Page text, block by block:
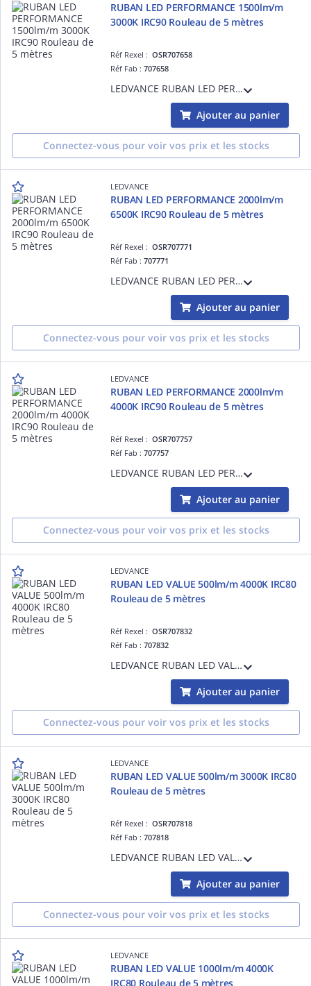
RUBAN LED PERFORMANCE 1500lm/m
3000K IRC90 Rouleau de 5 mètres
Réf Rexel :OSR707658
Réf Fab :707658
LEDVANCE RUBAN LED PERFORMANCE 1500lm/m 3000K IRC90 Rouleau de 5 mètres - 11,6 W/m - 50000 h (L70B50) - Garantie 5ans - Précâblé des 2 côtés - 5000 mmx8,00 mmx1,40 mm
Ajouter au panier
Connectez-vous pour voir vos prix et les stocks
LEDVANCE
RUBAN LED PERFORMANCE 2000lm/m
6500K IRC90 Rouleau de 5 mètres
Réf Rexel :OSR707771
Réf Fab :707771
LEDVANCE RUBAN LED PERFORMANCE 2000lm/m 6500K IRC90 Rouleau de 5 mètres - 14,4 W/m - 50000 h (L70B50) - Garantie 5ans - Précâblé des 2 côtés - 5000 mmx8,00 mmx1,40 mm
Ajouter au panier
Connectez-vous pour voir vos prix et les stocks
LEDVANCE
RUBAN LED PERFORMANCE 2000lm/m
4000K IRC90 Rouleau de 5 mètres
Réf Rexel :OSR707757
Réf Fab :707757
LEDVANCE RUBAN LED PERFORMANCE 2000lm/m 4000K IRC90 Rouleau de 5 mètres - 14,4 W/m - 50000 h (L70B50) - Garantie 5ans - Précâblé des 2 côtés - 5000 mmx8,00 mmx1,40 mm
Ajouter au panier
Connectez-vous pour voir vos prix et les stocks
LEDVANCE
RUBAN LED VALUE 500lm/m 4000K IRC80
Rouleau de 5 mètres
Réf Rexel :OSR707832
Réf Fab :707832
LEDVANCE RUBAN LED VALUE 500lm/m 4000K IRC80 Rouleau de 5 mètres - 3,0 W/m - 30000 h (L70B50) - Garantie 3ans - Précâblé des 2 côtés - 5000 mmx8,00 mmx1,30 mm
Ajouter au panier
Connectez-vous pour voir vos prix et les stocks
LEDVANCE
RUBAN LED VALUE 500lm/m 3000K IRC80
Rouleau de 5 mètres
Réf Rexel :OSR707818
Réf Fab :707818
LEDVANCE RUBAN LED VALUE 500lm/m 3000K IRC80 Rouleau de 5 mètres - 3,0 W/m - 30000 h (L70B50) - Garantie 3ans - Précâblé des 2 côtés - 5000 mmx8,00 mmx1,30 mm
Ajouter au panier
Connectez-vous pour voir vos prix et les stocks
LEDVANCE
RUBAN LED VALUE 1000lm/m 4000K
IRC80 Rouleau de 5 mètres